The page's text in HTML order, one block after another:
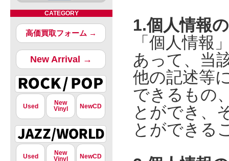
CATEGORY
高価買取フォーム →
New Arrival →
Used
New
Vinyl
NewCD
Used
New
Vinyl
NewCD
1.個人情報
「個人情報
あって、当
他の記述等
できるもの
とができ、
とができる